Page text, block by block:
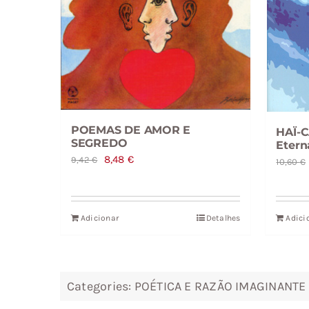
POEMAS DE AMOR E
SEGREDO
9,42€
O
original
era:
8,48 €O
atual
Adicionar Detalhes
HAÏ-
10,60€
Categories: POÉTICA E RAZÃO IMAGINANTE